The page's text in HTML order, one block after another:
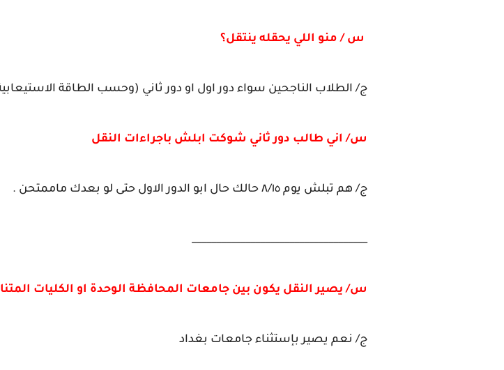
س / منو اللي يحقله ينتقل؟
ج/ الطلاب الناجحين سواء دور اول او دور ثاني (وحسب الطاقة الاستيعابية
س/ اني طالب دور ثاني شوكت ابلش باجراءات النقل
ج/ هم تبلش يوم ٨/١٥ حالك حال ابو الدور الاول حتى لو بعدك ماممتحن .
____________________________________
س/ يصير النقل يكون بين جامعات المحافظة الوحدة او الكليات
ج/ نعم يصير بإستثناء جامعات بغداد